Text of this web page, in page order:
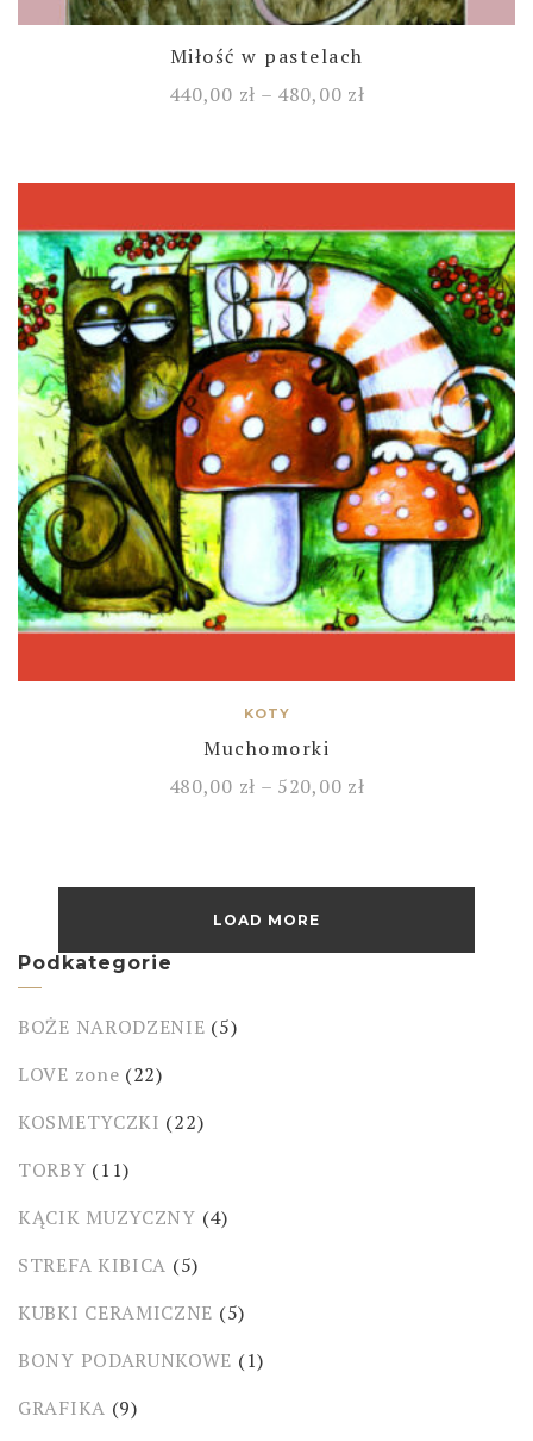
Miłość w pastelach
440,00 zł – 480,00 zł
KOTY
Muchomorki
480,00 zł – 520,00 zł
LOAD MORE
Podkategorie
BOŻE NARODZENIE (5)
LOVE zone (22)
KOSMETYCZKI (22)
TORBY (11)
KĄCIK MUZYCZNY (4)
STREFA KIBICA (5)
KUBKI CERAMICZNE (5)
BONY PODARUNKOWE (1)
GRAFIKA (9)